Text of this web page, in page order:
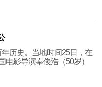
历史。当地时间25日，在
影导演奉俊浩（50岁）